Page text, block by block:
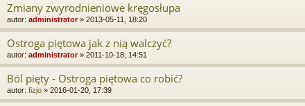
Zmiany zwyrodnieniowe kręgosłupa
autor: administrator» 2013-05-11, 18:20
Ostroga piętowa jak z nią walczyć?
autor: administrator» 2011-10-18, 14:51
Ból pięty - Ostroga piętowa co robić?
autor: fizjo » 2016-01-20, 17:39